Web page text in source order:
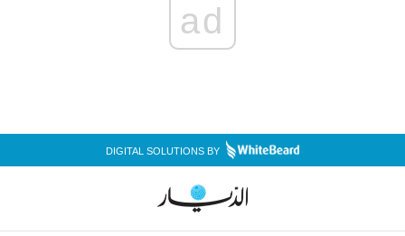
ad
DIGITAL SOLUTIONS BY